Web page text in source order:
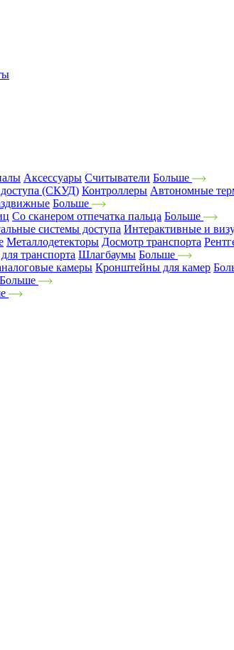
Аксессуары Считыватели Больше
(СКУД) Контроллеры Автономные
Больше
Со сканером отпечатка пальца Больше
системы доступа Интерактивные и
Металлодетекторы Досмотр транспорта
транспорта Шлагбаумы Больше
камеры Кронштейны для камер
Больше